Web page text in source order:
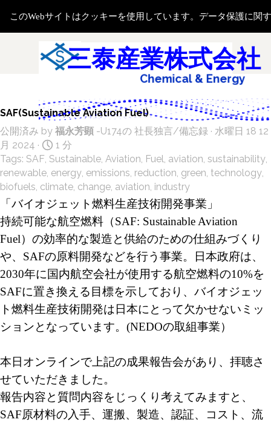
このWebサイトはクッキーを使用しています。データ保護に関
三泰産業株式会社
メニューをスキップ
検索
hemical & Energy
Sa
SAF(Sustainable Aviation Fuel)
公開済み by 福永芳顕 -U174の 社長独言/備忘録 · 水曜日 18 12
月 2024 ·
1 分
Tags: SAF, Sustainable, Aviation, Fuel, aviation, sustainability,
renewable, energy, emissions, reduction, green, technology,
biofuels, climate, change, aviation, industry
「バイオジェット燃料生産技術開発事業」
持続可能な航空燃料（SAF: Sustainable Aviation
Fuel）の効率的な製造と供給のための仕組みづくり
や、SAFの原料開発などを行う事業。日本政府は、
2030年に国内航空会社が使用する航空燃料の10%を
SAFに置き換える目標を示しており、バイオジェッ
ト燃料生産技術開発は日本にとって欠かせないミッ
ションとなっています。(NEDOの取組事業）
本日オンラインで上記の成果報告会があり、拝聴さ
せていただきました。
報告内容と質問内容をじっくり考えてみますと、
SAF原材料の入手、運搬、製造、 認証、コスト、流